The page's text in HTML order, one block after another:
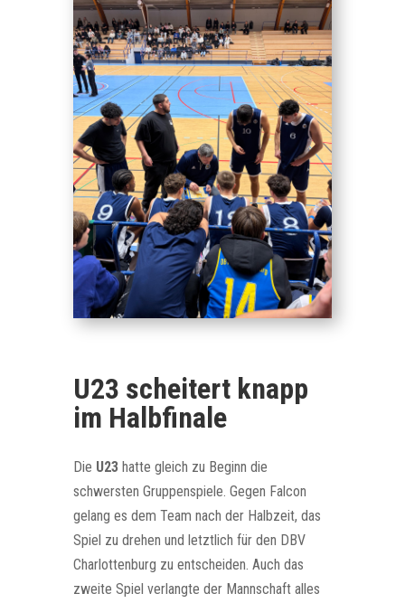
U23 scheitert knapp
im Halbfinale
Die U23hatte gleich zu Beginn die
schwersten Gruppenspiele. Gegen Falcon
gelang es dem Team nach der Halbzeit, das
Spiel zu drehen und letztlich für den DBV
Charlottenburg zu entscheiden. Auch das
zweite Spiel verlangte der Mannschaft alles